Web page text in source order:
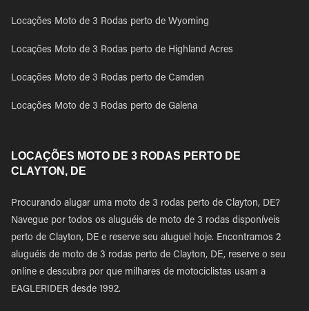
Locações Moto de 3 Rodas perto de Wyoming
Locações Moto de 3 Rodas perto de Highland Acres
Locações Moto de 3 Rodas perto de Camden
Locações Moto de 3 Rodas perto de Galena
LOCAÇÕES MOTO DE 3 RODAS PERTO DE
CLAYTON, DE
Procurando alugar uma moto de 3 rodas perto de Clayton, DE?
Navegue por todos os aluguéis de moto de 3 rodas disponíveis
perto de Clayton, DE e reserve seu aluguel hoje. Encontramos 2
aluguéis de moto de 3 rodas perto de Clayton, DE, reserve o seu
online e descubra por que milhares de motociclistas usam a
EAGLERIDER desde 1992.